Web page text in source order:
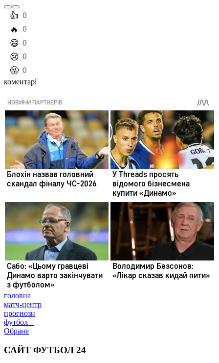
️👍 0
️🔥 0
️😄 0
️😢 0
️🤬 0
коментарі
головна
матч-центр
прогнози
футбол +
Обране
САЙТ ФУТБОЛ 24